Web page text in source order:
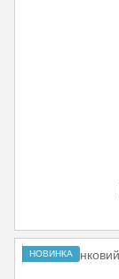
НОВИНКА